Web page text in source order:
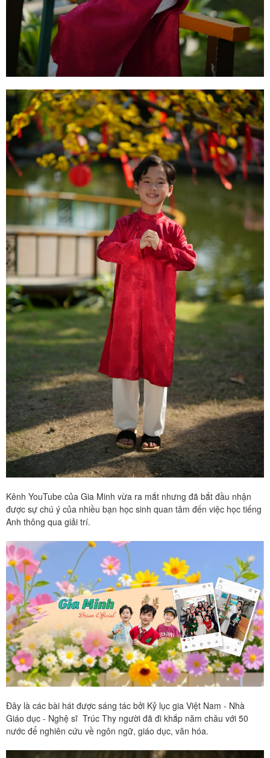
Kênh YouTube của Gia Minh vừa ra mắt nhưng đã bắt đầu nhận
được sự chú ý của nhiều bạn học sinh quan tâm đến việc học tiếng
Anh thông qua giải trí.
Đây là các bài hát được sáng tác bởi Kỷ lục gia Việt Nam - Nhà
Giáo dục - Nghệ sĩ Trúc Thy người đã đi khắp năm châu với 50
nước để nghiên cứu về ngôn ngữ, giáo dục, văn hóa.